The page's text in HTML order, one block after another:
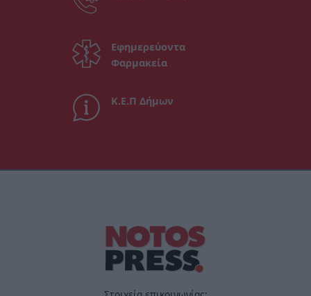
Εφημερεύοντα
Φαρμακεία
Κ.Ε.Π Δήμων